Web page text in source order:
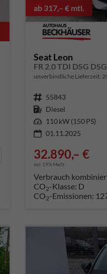
ab 317,– € mtl.
Seat Leon
unverbindliche Lieferzeit:
Fahrzeugnummer 55843
Kraftstoff Diesel
Leistung 110 kW (150 PS)
01.11.2025
32.890,– €
incl. 19% MwSt.
Verbrauch
CO2-Klasse: D
CO2-Emissionen: